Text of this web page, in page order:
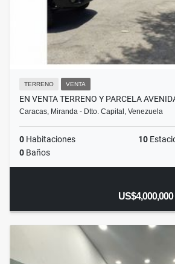
TERRENO VENTA
EN VENTA TERRENO Y PARCELA
Caracas, Miranda - Dtto. Capital, Venezuela
0 Habitaciones 10
0 Baños
US$4,000,000